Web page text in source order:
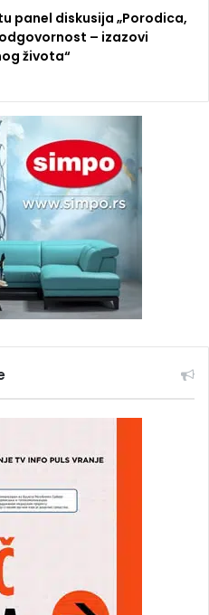
panel diskusija „Porodica,
– izazovi
života“